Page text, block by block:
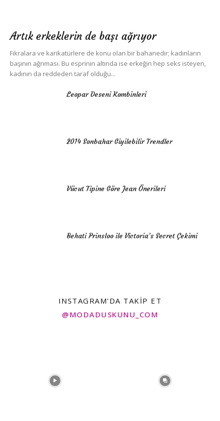
Artık erkeklerin de başı ağrıyor
Fıkralara ve karikatürlere de konu olan bir bahanedir; kadınların
başının ağrıması. Bu esprinin altında ise erkeğin hep seks isteyen,
kadının da reddeden taraf olduğu...
Leopar Deseni Kombinleri
2014 Sonbahar Giyilebilir Trendler
Vücut Tipine Göre Jean Önerileri
Behati Prinsloo ile Victoria’s Secret Çekimi
INSTAGRAM'DA TAKIP ET
@MODADUSKUNU_COM